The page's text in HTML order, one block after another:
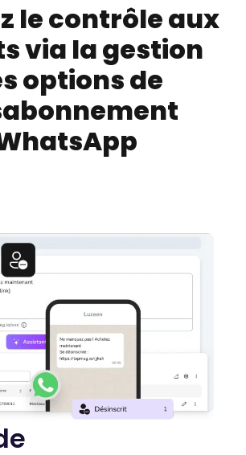
le contrôle aux
via la gestion
options de